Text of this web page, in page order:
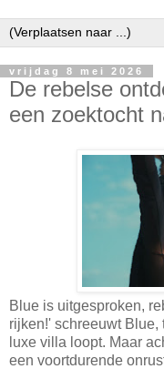
vrijdag 8 mei 2026
De rebelse
een zoektocht
Blue is uitgesproken,
rijken!' schreeuwt
luxe villa loopt. Maar
een voortdurende